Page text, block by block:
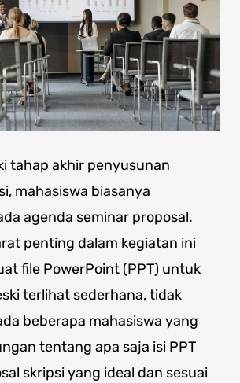
tahap akhir penyusunan
mahasiswa biasanya
agenda seminar proposal.
penting dalam kegiatan ini
file PowerPoint (PPT) untuk
terlihat sederhana, tidak
beberapa mahasiswa yang
tentang apa saja isi PPT
skripsi yang ideal dan sesuai